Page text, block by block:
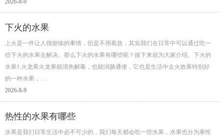
下火的水果
上火是一件让人很烦恼的事情，但是不用着急，其实我们在日常中可以通过吃一
些下火的水果去解决。那么下火的水果有哪些呢？接下来就为大家介绍。下火的
水果1.火龙果火龙果能清热解毒，也能润肠通便，它也是生活中去火效果特别好
的一种水果，…
2026-8-9
热性的水果有哪些
水果是我们日常生活中必不可少的，我们每天都会吃一些水果，水果也分为寒性